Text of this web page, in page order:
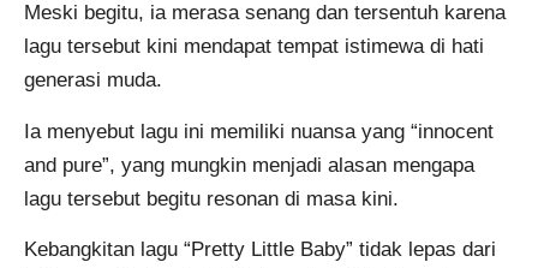
Meski begitu, ia merasa senang dan tersentuh karena
lagu tersebut kini mendapat tempat istimewa di hati
generasi muda.
Ia menyebut lagu ini memiliki nuansa yang “innocent
and pure”, yang mungkin menjadi alasan mengapa
lagu tersebut begitu resonan di masa kini.
Kebangkitan lagu “Pretty Little Baby” tidak lepas dari